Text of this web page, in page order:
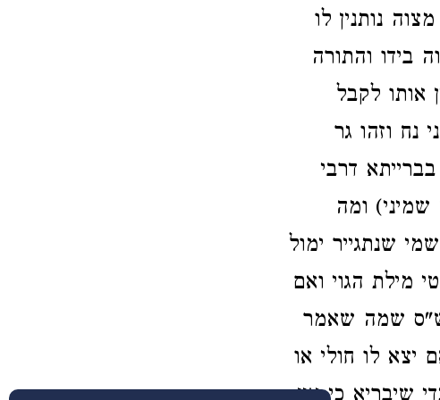
נותנין לו
בידו והתורה
אותו לקבל
נח וזהו גר
דרבי
ומה
שנתגייר ימול
מילת הגוי ואם
הש"ס שמה שאמר
יצא לו חולי או